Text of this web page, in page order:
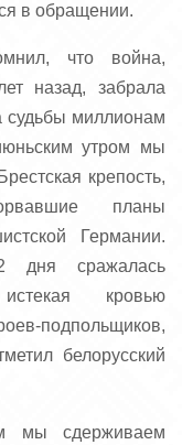
в обращении.
что война,
назад, забрала
судьбы миллионам
утром мы
крепость,
планы
Германии.
дня сражалась
кровью
подпольщиков,
белорусский
мы сдерживаем